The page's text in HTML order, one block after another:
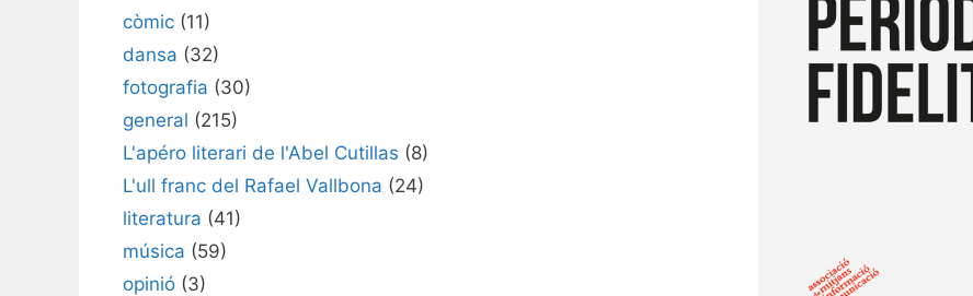
còmic (11)
dansa (32)
fotografia (30)
general (215)
L'apéro literari de l'Abel Cutillas (8)
L'ull franc del Rafael Vallbona (24)
literatura (41)
música (59)
opinió (3)